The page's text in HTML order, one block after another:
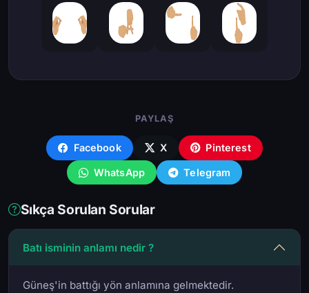
PAYLAŞ
Facebook X Pinterest
WhatsApp Telegram
Sıkça Sorulan Sorular
Batı isminin anlamı nedir ?
Güneş'in battığı yön anlamına gelmektedir.